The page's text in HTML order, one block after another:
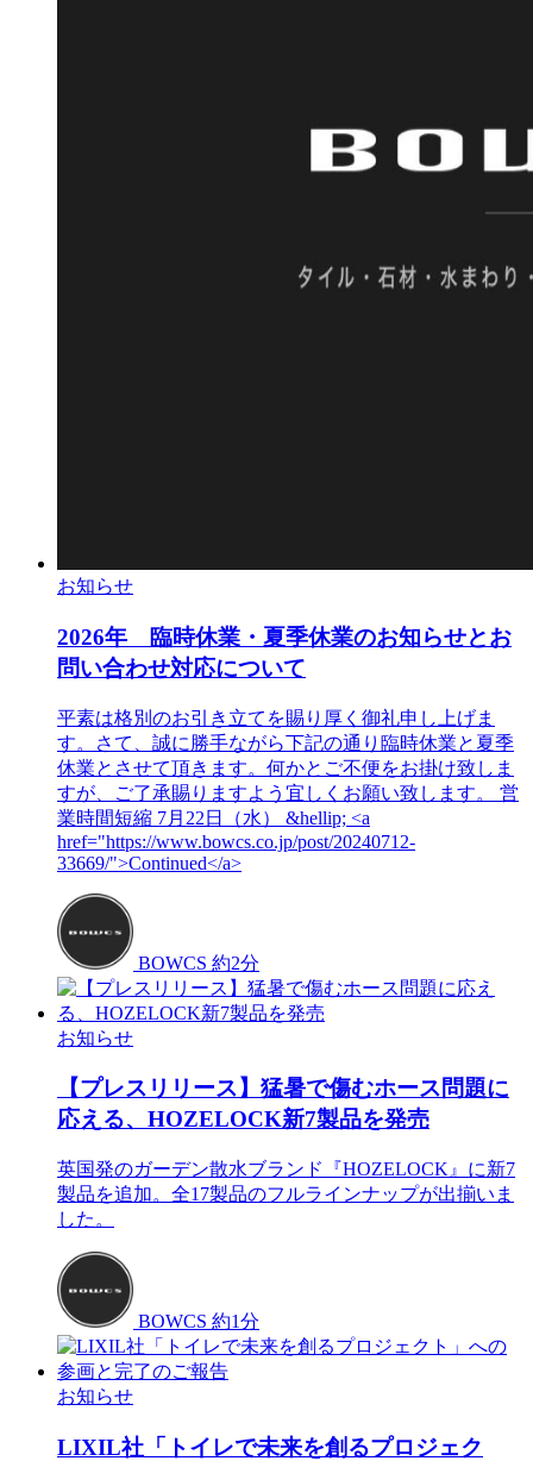
お知らせ
2026年 臨時休業・夏季休業のお知らせとお
問い合わせ対応について
平素は格別のお引き立てを賜り厚く御礼申し上げま
す。さて、誠に勝手ながら下記の通り臨時休業と夏季
休業とさせて頂きます。何かとご不便をお掛け致しま
すが、ご了承賜りますよう宜しくお願い致します。 営
業時間短縮 7月22日（水） &hellip; <a
href="https://www.bowcs.co.jp/post/20240712-
33669/">Continued</a>
BOWCS 約2分
お知らせ
【プレスリリース】猛暑で傷むホース問題に
応える、HOZELOCK新7製品を発売
英国発のガーデン散水ブランド『HOZELOCK』に新7
製品を追加。全17製品のフルラインナップが出揃いま
した。
BOWCS 約1分
お知らせ
LIXIL社「トイレで未来を創るプロジェク